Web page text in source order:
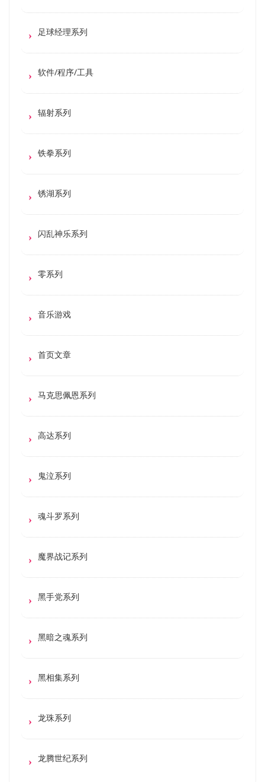
足球经理系列
软件/程序/工具
辐射系列
铁拳系列
锈湖系列
闪乱神乐系列
零系列
音乐游戏
首页文章
马克思佩恩系列
高达系列
鬼泣系列
魂斗罗系列
魔界战记系列
黑手党系列
黑暗之魂系列
黑相集系列
龙珠系列
龙腾世纪系列